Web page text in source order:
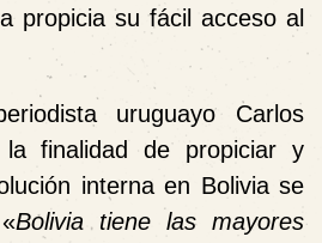
propicia su fácil acceso al
uruguayo Carlos
finalidad de propiciar y
interna en Bolivia se
Bolivia tiene las mayores